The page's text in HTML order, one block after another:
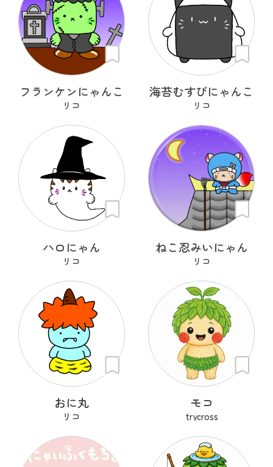
フランケンにゃんこ
リコ
海苔むすびにゃんこ
リコ
ハロにゃん
リコ
ねこ忍みいにゃん
リコ
おに丸
リコ
モコ
trycross